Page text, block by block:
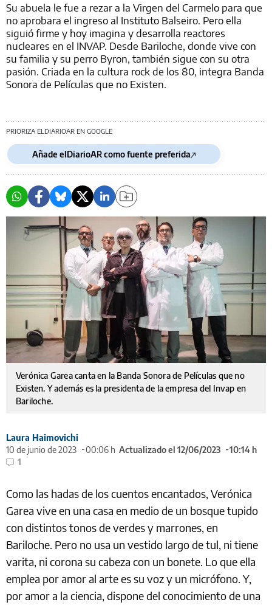
Su abuela le fue a rezar a la Virgen del Carmelo para que
no aprobara el ingreso al Instituto Balseiro. Pero ella
siguió firme y hoy imagina y desarrolla reactores
nucleares en el INVAP. Desde Bariloche, donde vive con
su familia y su perro Byron, también sigue con su otra
pasión. Criada en la cultura rock de los ´80, integra Banda
Sonora de Películas que no Existen.
PRIORIZA ELDIARIOAR EN GOOGLE
Añade elDiarioAR como fuente preferida
Verónica Garea canta en la Banda Sonora de Películas que no
Existen. Y además es la presidenta de la empresa del Invap en
Bariloche.
Laura Haimovichi
10 de junio de 2023
00:06 h Actualizado el 12/06/2023
10:14 h
1
Como las hadas de los cuentos encantados, Verónica
Garea vive en una casa en medio de un bosque tupido
con distintos tonos de verdes y marrones, en
Bariloche. Pero no usa un vestido largo de tul, ni tiene
varita, ni corona su cabeza con un bonete. Lo que ella
emplea por amor al arte es su voz y un micrófono. Y,
por amor a la ciencia, dispone del conocimiento de una